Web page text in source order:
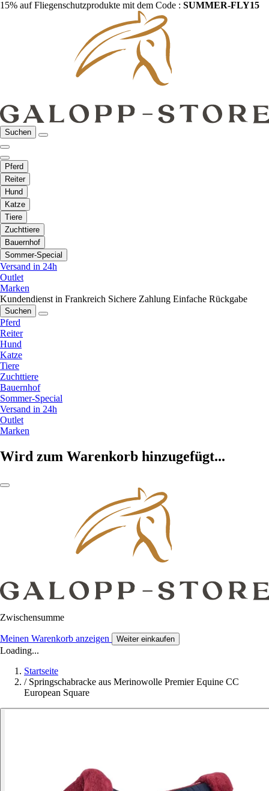
15% auf Fliegenschutzprodukte mit dem Code : SUMMER-FLY15
Suchen
Pferd
Reiter
Hund
Katze
Tiere
Zuchttiere
Bauernhof
Sommer-Special
Versand in 24h
Outlet
Marken
Kundendienst in Frankreich Sichere Zahlung Einfache Rückgabe
Suchen
Pferd
Reiter
Hund
Katze
Tiere
Zuchttiere
Bauernhof
Sommer-Special
Versand in 24h
Outlet
Marken
Wird zum Warenkorb hinzugefügt...
Zwischensumme
Meinen Warenkorb anzeigen Weiter einkaufen
Loading...
Startseite
/ Springschabracke aus Merinowolle Premier Equine CC
European Square